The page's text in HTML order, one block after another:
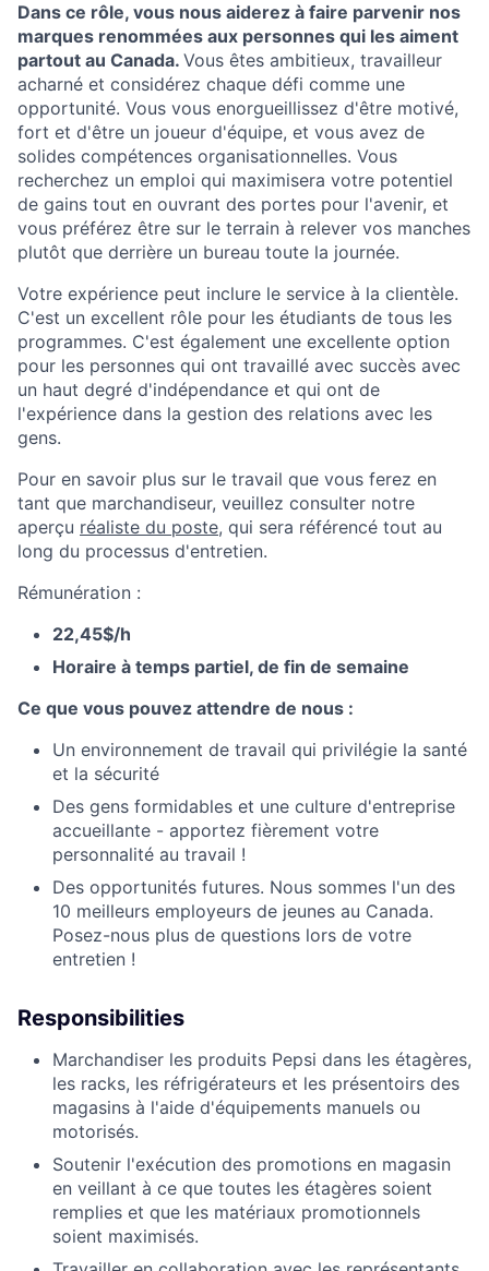
Dans ce rôle, vous nous aiderez à faire parvenir nos
marques renommées aux personnes qui les aiment
partout au Canada. Vous êtes ambitieux, travailleur
acharné et considérez chaque défi comme une
opportunité. Vous vous enorgueillissez d'être motivé,
fort et d'être un joueur d'équipe, et vous avez de
solides compétences organisationnelles. Vous
recherchez un emploi qui maximisera votre potentiel
de gains tout en ouvrant des portes pour l'avenir, et
vous préférez être sur le terrain à relever vos manches
plutôt que derrière un bureau toute la journée.
Votre expérience peut inclure le service à la clientèle.
C'est un excellent rôle pour les étudiants de tous les
programmes. C'est également une excellente option
pour les personnes qui ont travaillé avec succès avec
un haut degré d'indépendance et qui ont de
l'expérience dans la gestion des relations avec les
gens.
Pour en savoir plus sur le travail que vous ferez en
tant que marchandiseur, veuillez consulter notre
aperçu réaliste du poste, qui sera référencé tout au
long du processus d'entretien.
Rémunération :
22,45$/h
Horaire à temps partiel, de fin de semaine
Ce que vous pouvez attendre de nous :
Un environnement de travail qui privilégie la santé
et la sécurité
Des gens formidables et une culture d'entreprise
accueillante - apportez fièrement votre
personnalité au travail !
Des opportunités futures. Nous sommes l'un des
10 meilleurs employeurs de jeunes au Canada.
Posez-nous plus de questions lors de votre
entretien !
Responsibilities
Marchandiser les produits Pepsi dans les étagères,
les racks, les réfrigérateurs et les présentoirs des
magasins à l'aide d'équipements manuels ou
motorisés.
Soutenir l'exécution des promotions en magasin
en veillant à ce que toutes les étagères soient
remplies et que les matériaux promotionnels
soient maximisés.